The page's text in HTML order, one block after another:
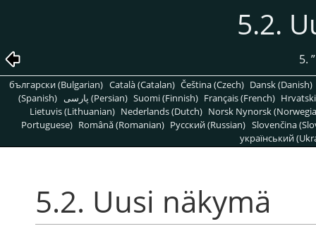
5.2.
5. ”
български (Bulgarian) Català (Catalan) Čeština (Czech) Dansk (Danish)
(Spanish)
پارسی (Persian) Suomi (Finnish) Français (French)
Lietuvis (Lithuanian) Nederlands (Dutch) Norsk Nynorsk
Portuguese) Română (Romanian) Pусский (Russian) Slovenčina
український
5.2. Uusi näkymä